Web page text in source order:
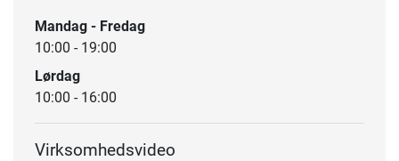
Mandag - Fredag
10:00 - 19:00
Lørdag
10:00 - 16:00
Virksomhedsvideo